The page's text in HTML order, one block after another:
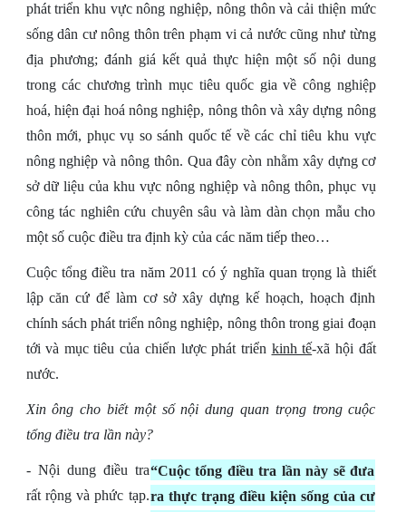
phát triển khu vực nông nghiệp, nông thôn và cải thiện mức
sống dân cư nông thôn trên phạm vi cả nước cũng như từng
địa phương; đánh giá kết quả thực hiện một số nội dung
trong các chương trình mục tiêu quốc gia về công nghiệp
hoá, hiện đại hoá nông nghiệp, nông thôn và xây dựng nông
thôn mới, phục vụ so sánh quốc tế về các chỉ tiêu khu vực
nông nghiệp và nông thôn. Qua đây còn nhằm xây dựng cơ
sở dữ liệu của khu vực nông nghiệp và nông thôn, phục vụ
công tác nghiên cứu chuyên sâu và làm dàn chọn mẫu cho
một số cuộc điều tra định kỳ của các năm tiếp theo…
Cuộc tổng điều tra năm 2011 có ý nghĩa quan trọng là thiết
lập căn cứ để làm cơ sở xây dựng kế hoạch, hoạch định
chính sách phát triển nông nghiệp, nông thôn trong giai đoạn
tới và mục tiêu của chiến lược phát triển kinh tế-xã hội đất
nước.
Xin ông cho biết một số nội dung quan trọng trong cuộc
tổng điều tra lần này?
“Cuộc tổng điều tra lần này sẽ đưa
ra thực trạng điều kiện sống của cư
- Nội dung điều tra
rất rộng và phức tạp.